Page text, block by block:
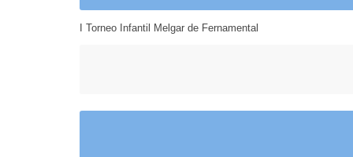
I Torneo Infantil Melgar de Fernamental